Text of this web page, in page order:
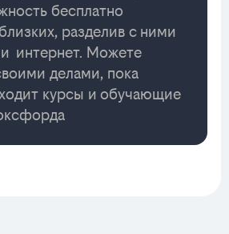
бесплатно
разделив с ними
интернет. Можете
делами, пока
курсы и обучающие